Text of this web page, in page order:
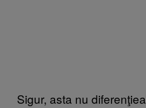
Sigur, asta nu